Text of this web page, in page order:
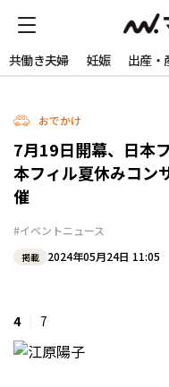
共働き夫婦 妊娠 出産・
おでかけ
7月19日開幕、日本
本フィル夏休みコン
催
#イベントニュース
掲載 2024年05月24日 11:05
4 7